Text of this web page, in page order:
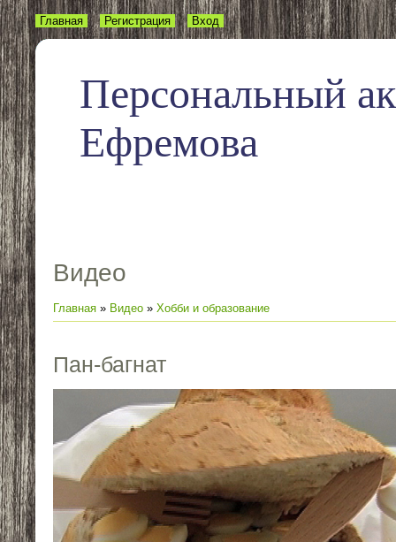
Персональный
Ефремова
Главная Регистрация Вход
Видео
Главная » Видео » Хобби и образование
Пан-багнат